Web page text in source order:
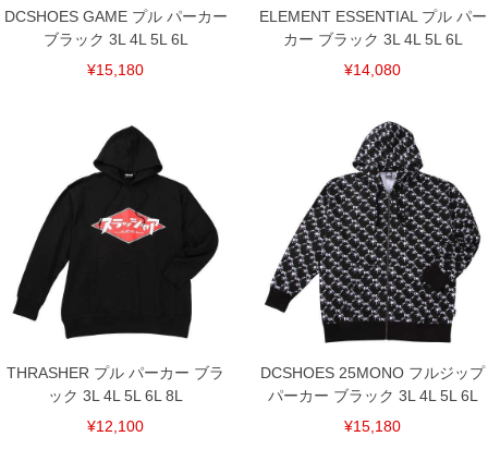
DCSHOES GAME プル パーカー
ブラック 3L 4L 5L 6L
¥15,180
ELEMENT ESSENTIAL プル パー
カー ブラック 3L 4L 5L 6L
¥14,080
THRASHER プル パーカー ブラ
ック 3L 4L 5L 6L 8L
¥12,100
DCSHOES 25MONO フルジップ
パーカー ブラック 3L 4L 5L 6L
¥15,180